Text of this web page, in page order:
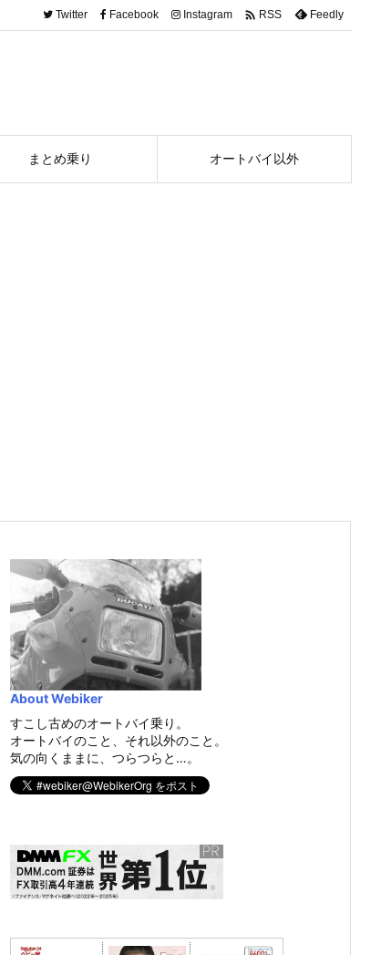
まとめ乗り オートバイ以外
Twitter Facebook Instagram  RSS Feedly
About Webiker
すこし古めのオートバイ乗り。
オートバイのこと、それ以外のこと。
気の向くままに、つらつらと…。